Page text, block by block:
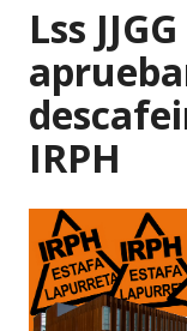
p
Lss
IRPH